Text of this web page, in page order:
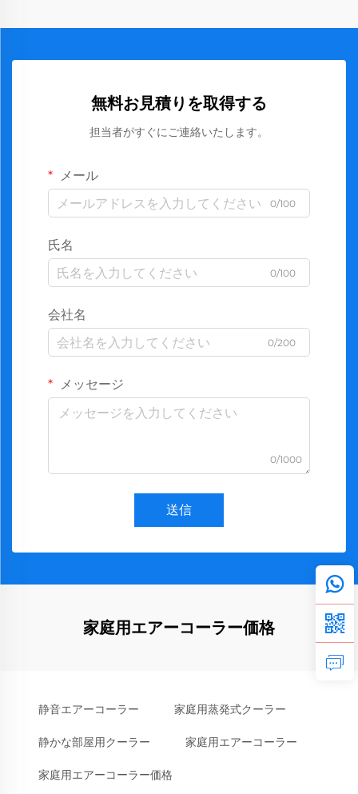
無料お見積りを取得する
担当者がすぐにご連絡いたします。
メール
0/100
氏名
0/100
会社名
0/200
メッセージ
0/1000
送信
家庭用エアーコーラー価格
静音エアーコーラー 家庭用蒸発式クーラー
静かな部屋用クーラー 家庭用エアーコーラー
家庭用エアーコーラー価格